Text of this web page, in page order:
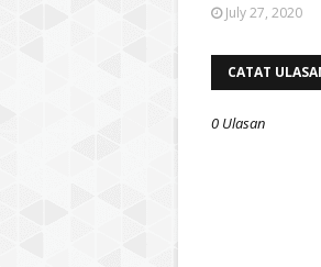
July 27, 2020
CATAT
0 Ulasan